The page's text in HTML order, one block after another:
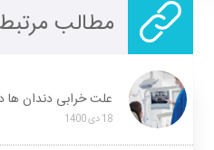
مطالب
علت خرابی دندان ها
18دی1400